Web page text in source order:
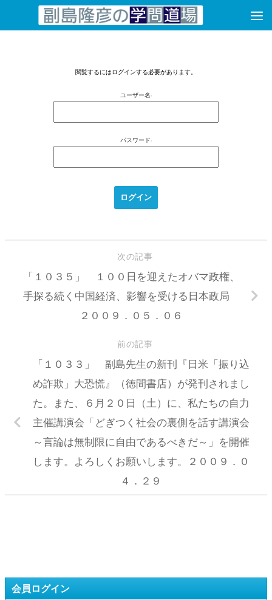
コンテンツへスキップ
閲覧するにはログインする必要があります。
ユーザー名:
パスワード:
次の記事
「１０３５」 １００日を迎えたオバマ政権、
手探る続く中国経済、影響を受ける日本政局
２００９．０５．０６
前の記事
「１０３３」 副島先生の新刊『日米「振り込
め詐欺」大恐慌』（徳間書店）が発刊されまし
た。また、６月２０日（土）に、私たちの自力
主催講演会「どぎつく社会の裏側を話す講演会
～言論は無制限に自由であるべきだ～」を開催
します。よろしくお願いします。２００９．０
４．２９
会員ログイン